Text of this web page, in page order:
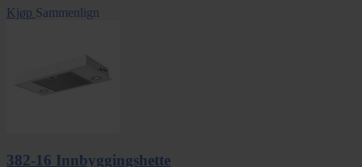
Kjøp Sammenlign
382-16 Innbyggingshette